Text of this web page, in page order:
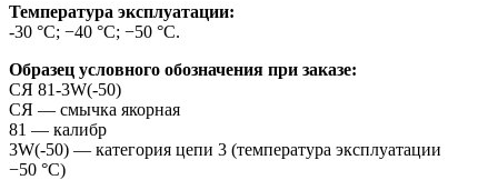
Температура эксплуатации:
-30 °С; −40 °С; −50 °С.
Образец условного обозначения при заказе:
СЯ 81-3W(-50)
СЯ — смычка якорная
81 — калибр
3W(-50) — категория цепи 3 (температура эксплуатации
−50 °С)